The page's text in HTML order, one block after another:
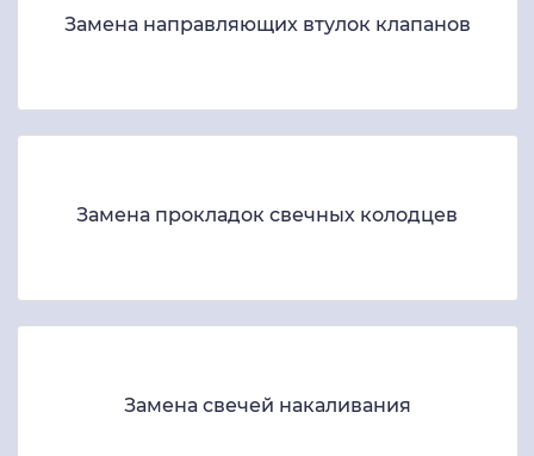
Замена направляющих втулок клапанов
Замена прокладок свечных колодцев
Замена свечей накаливания